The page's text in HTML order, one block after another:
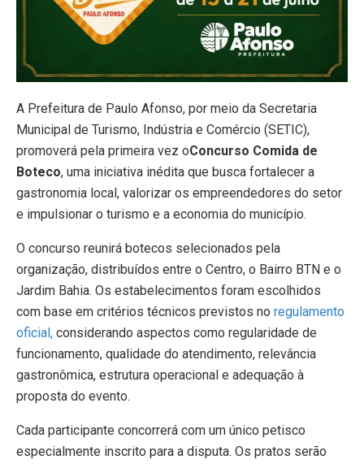
A Prefeitura de Paulo Afonso, por meio da Secretaria
Municipal de Turismo, Indústria e Comércio (SETIC),
promoverá pela primeira vez oConcurso Comida de
Boteco, uma iniciativa inédita que busca fortalecer a
gastronomia local, valorizar os empreendedores do setor
e impulsionar o turismo e a economia do município.
O concurso reunirá botecos selecionados pela
organização, distribuídos entre o Centro, o Bairro BTN e o
Jardim Bahia. Os estabelecimentos foram escolhidos
com base em critérios técnicos previstos no regulamento
oficial, considerando aspectos como regularidade de
funcionamento, qualidade do atendimento, relevância
gastronômica, estrutura operacional e adequação à
proposta do evento.
Cada participante concorrerá com um único petisco
especialmente inscrito para a disputa. Os pratos serão